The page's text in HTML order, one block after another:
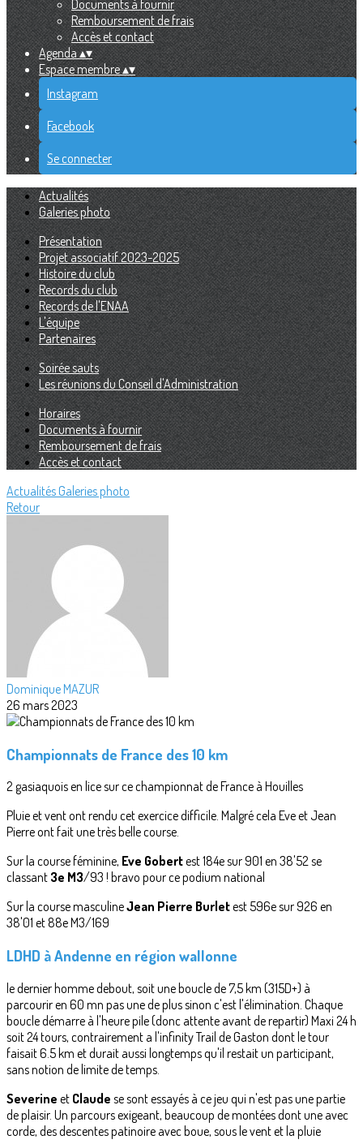
Documents à fournir
Remboursement de frais
Accès et contact
Agenda▴▾
Espace membre▴▾
Instagram
Facebook
Se connecter
Actualités
Galeries photo
Présentation
Projet associatif 2023-2025
Histoire du club
Records du club
Records de l'ENAA
L'équipe
Partenaires
Soirée sauts
Les réunions du Conseil d'Administration
Horaires
Documents à fournir
Remboursement de frais
Accès et contact
Actualités Galeries photo
Retour
Dominique MAZUR
26 mars 2023
Championnats de France des 10 km
2 gasiaquois en lice sur ce championnat de France à Houilles
Pluie et vent ont rendu cet exercice difficile. Malgré cela Eve et Jean
Pierre ont fait une très belle course.
Sur la course féminine, Eve Gobertest 184e sur 901 en 38'52 se
classant 3e M3/93 ! bravo pour ce podium national
Sur la course masculineJean Pierre Burletest 596e sur 926 en
38'01 et 88e M3/169
LDHD à Andenne en région wallonne
le dernier homme debout, soit une boucle de 7,5 km (315D+) à
parcourir en 60 mn pas une de plus sinon c'est l'élimination. Chaque
boucle démarre à l'heure pile (donc attente avant de repartir) Maxi 24 h
soit 24 tours, contrairement a l'infinity Trail de Gaston dont le tour
faisait 6.5 km et durait aussi longtemps qu'il restait un participant,
sans notion de limite de temps.
Severine et Claude se sont essayés à ce jeu qui n'est pas une partie
de plaisir. Un parcours exigeant, beaucoup de montées dont une avec
corde, des descentes patinoire avec boue, sous le vent et la pluie